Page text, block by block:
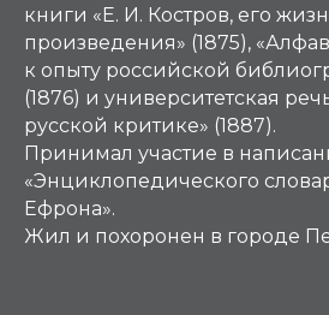
книги «Е. И. Костров, его
произведения» (1875),
к опыту российской
(1876) и университетская
русской критике» (1887).
Принимал участие в
«Энциклопедического
Ефрона».
Жил и похоронен в городе